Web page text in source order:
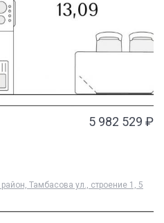
5 982 529 ₽
Тамбасова ул., строение 1, 5